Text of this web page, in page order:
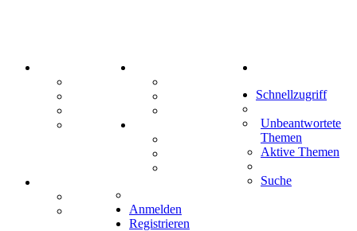
Mastodon
Treffenübersicht
Zitatesammlung
Schiffe versenken
Tipprunde
Comunio
Schnellzugriff
Unbeantwortete
Themen
Aktive Themen
Suche
Anmelden
Registrieren